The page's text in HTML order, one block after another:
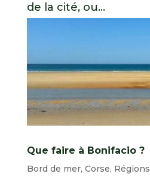
de la cité, ou...
Que faire à Bonifacio ?
Bord de mer, Corse, Régions